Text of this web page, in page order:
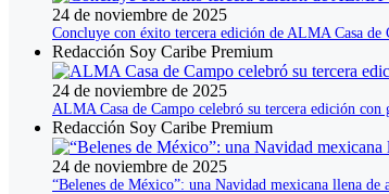
24 de noviembre de 2025
Concluye con éxito tercera edición de ALMA Casa de
Redacción Soy Caribe Premium
24 de noviembre de 2025
ALMA Casa de Campo celebró su tercera edición
Redacción Soy Caribe Premium
24 de noviembre de 2025
“Belenes de México”: una Navidad mexicana llena